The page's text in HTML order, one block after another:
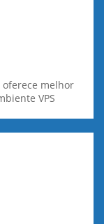
melhor
VPS